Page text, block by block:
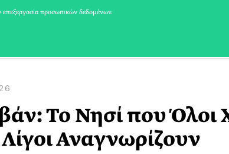
ΠΛΑΚΙΔΑΣ
Το Νησί που Όλοι
Αναγνωρίζουν
επεξεργασία προσωπικών δεδομένων.